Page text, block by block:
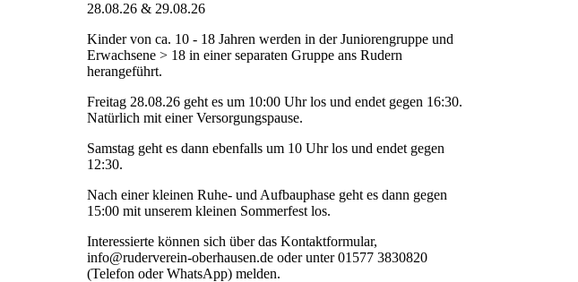
28.08.26 & 29.08.26
Kinder von ca. 10 - 18 Jahren werden in der Juniorengruppe und
Erwachsene > 18 in einer separaten Gruppe ans Rudern
herangeführt.
Freitag 28.08.26 geht es um 10:00 Uhr los und endet gegen 16:30.
Natürlich mit einer Versorgungspause.
Samstag geht es dann ebenfalls um 10 Uhr los und endet gegen
12:30.
Nach einer kleinen Ruhe- und Aufbauphase geht es dann gegen
15:00 mit unserem kleinen Sommerfest los.
Interessierte können sich über das Kontaktformular,
info@ruderverein-oberhausen.de oder unter 01577 3830820
(Telefon oder WhatsApp) melden.